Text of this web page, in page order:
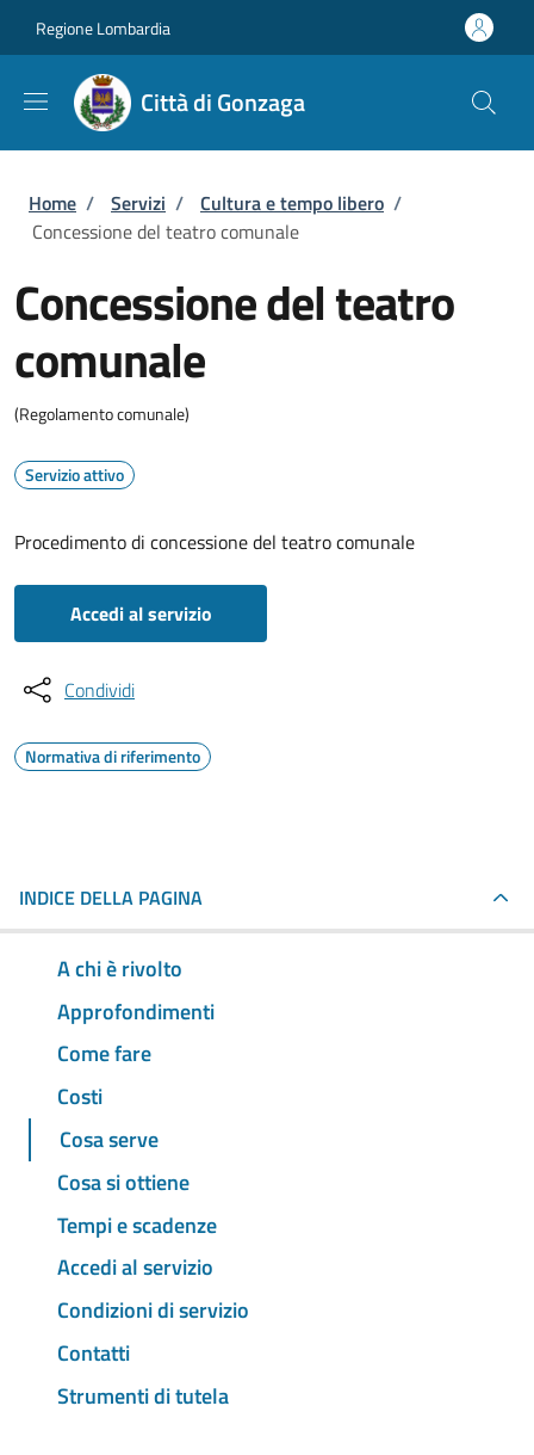
Regione Lombardia
Città di Gonzaga
Briciole di pane
Home / Servizi / Cultura e tempo libero /
Concessione del teatro comunale
Concessione del teatro
comunale
(Regolamento comunale)
Servizio attivo
Procedimento di concessione del teatro comunale
Accedi al servizio
Condividi
Normativa di riferimento
INDICE DELLA PAGINA
A chi è rivolto
Approfondimenti
Come fare
Costi
Cosa serve
Cosa si ottiene
Tempi e scadenze
Accedi al servizio
Condizioni di servizio
Contatti
Strumenti di tutela